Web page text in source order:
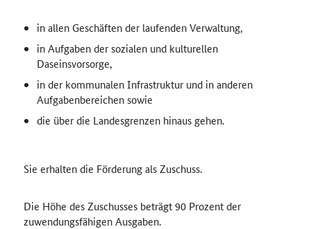
in allen Geschäften der laufenden Verwaltung,
in Aufgaben der sozialen und kulturellen
Daseinsvorsorge,
in der kommunalen Infrastruktur und in anderen
Aufgabenbereichen sowie
die über die Landesgrenzen hinaus gehen.
Sie erhalten die Förderung als Zuschuss.
Die Höhe des Zuschusses beträgt 90 Prozent der
zuwendungsfähigen Ausgaben.